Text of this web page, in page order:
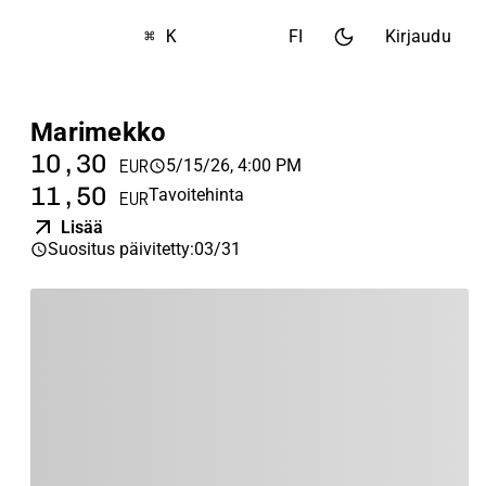
⌘ K FI Kirjaudu
Marimekko
10,30 EUR 5/15/26, 4:00 PM
11,50 EURTavoitehinta
Lisää
Suositus päivitetty:03/31